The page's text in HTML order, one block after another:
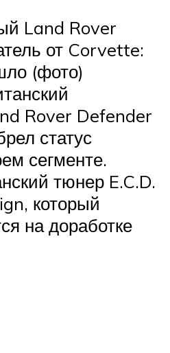
Land Rover
от Corvette:
(фото)
Rover Defender
статус
сегменте.
тюнер E.C.D.
который
на доработке